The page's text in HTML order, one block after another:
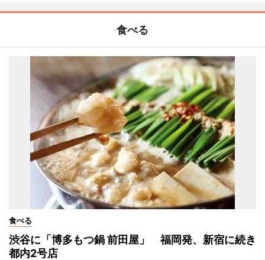
食べる
食べる
渋谷に「博多もつ鍋 前田屋」 福岡発、新宿に続き
都内2号店